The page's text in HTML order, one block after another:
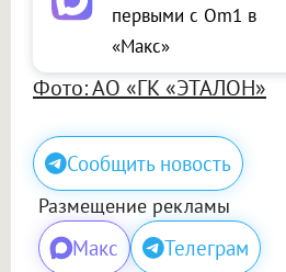
первыми с Om1 в
«Макс»
Фото: АО «ГК «ЭТАЛОН»
Сообщить новость
Размещение рекламы
Макс Телеграм